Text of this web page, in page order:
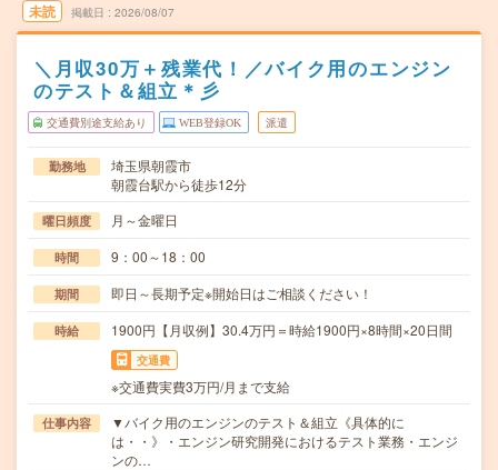
未読 掲載日 2026/08/07
＼月収30万＋残業代！／バイク用のエンジン
のテスト＆組立＊彡
交通費別途支給あり WEB登録OK 派遣
勤務地
埼玉県朝霞市
朝霞台駅から徒歩12分
曜日頻度 月～金曜日
時間 9：00～18：00
期間 即日～長期予定※開始日はご相談ください！
時給 1900円【月収例】30.4万円＝時給1900円×8時間×20日間
交通費
※交通費実費3万円/月まで支給
仕事内容
▼バイク用のエンジンのテスト＆組立《具体的に
は・・》・エンジン研究開発におけるテスト業務・エンジ
ンの…